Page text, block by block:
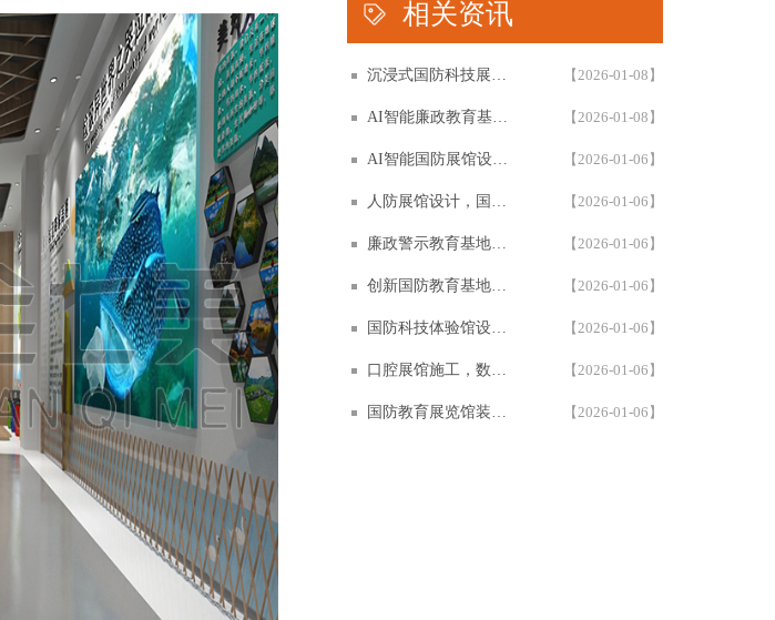
相关资讯
沉浸式国防科技展馆设计，民防教育体验馆多媒体互动解决方案，以设计施工一体化筑牢国防教育阵地根基 【2026-01-08】
AI智能廉政教育基地设计施工一体化，专业廉政展厅数字化解决方案，以高科技赋能廉政教育阵地创新建设 【2026-01-08】
AI智能国防展馆设计，多媒体互动展厅解决方案，以设计施工一体化筑牢国防教育阵地建设 【2026-01-06】
人防展馆设计，国防展厅多媒体互动解决方案，以设计施工一体化筑牢国防教育阵地 【2026-01-06】
廉政警示教育基地设计施工一体化，多媒体互动廉洁展厅解决方案，以智能科技赋能廉政教育阵地建设 【2026-01-06】
创新国防教育基地网上展馆，多媒体互动国防教育体验馆设计施工一体化，以数字化解决方案筑牢国防教育阵地建设 【2026-01-06】
国防科技体验馆设计施工一体化，多媒体互动国防教育展馆解决方案，以数字化体验赋能国防教育阵地建设 【2026-01-06】
口腔展馆施工，数字化口腔医学博物馆专业解决方案，以设计施工一体化助力口腔健康科普教育阵地建设 【2026-01-06】
国防教育展览馆装修设计，人防博物馆沉浸式解决方案，以设计施工一体化筑牢国防教育阵地根基 【2026-01-06】